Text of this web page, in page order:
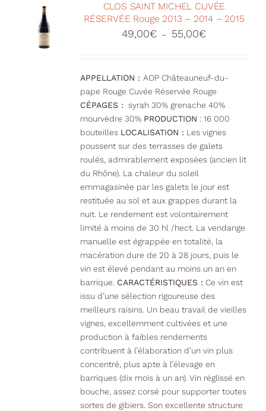
CLOS SAINT MICHEL CUVÉE
RÉSERVÉE Rouge 2013 – 2014 – 2015
49,00€ – 55,00€
55,00€
APPELLATION : AOP Châteauneuf-du-
pape Rouge Cuvée Réservée Rouge
CÉPAGES : syrah 30% grenache 40%
mourvèdre 30% PRODUCTION : 16 000
bouteilles LOCALISATION : Les vignes
poussent sur des terrasses de galets
roulés, admirablement exposées (ancien lit
du Rhône). La chaleur du soleil
emmagasinée par les galets le jour est
restituée au sol et aux grappes durant la
nuit. Le rendement est volontairement
limité à moins de 30 hl /hect. La vendange
manuelle est égrappée en totalité, la
macération dure de 20 à 28 jours, puis le
vin est élevé pendant au moins un an en
barrique. CARACTÉRISTIQUES : Ce vin est
issu d’une sélection rigoureuse des
meilleurs raisins. Un beau travail de vieilles
vignes, excellemment cultivées et une
production à faibles rendements
contribuent à l’élaboration d’un vin plus
concentré, plus apte à l’élevage en
barriques (dix mois à un an). Vin réglissé en
bouche, assez corsé pour supporter toutes
sortes de gibiers. Son excellente structure